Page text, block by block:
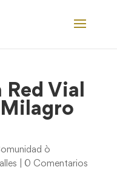
Red Vial
ò
0 Comentarios